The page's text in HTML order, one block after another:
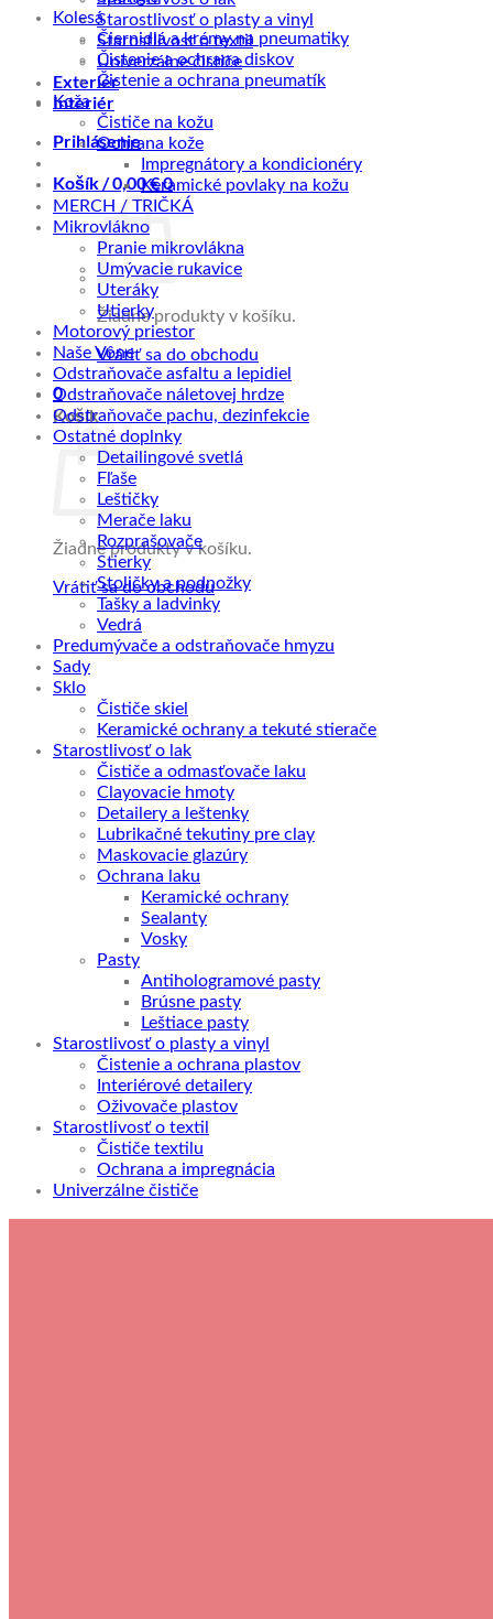
Starostlivosť o plasty a vinyl
Starostlivosť o textil
Univerzálne čističe
Exteriér
Interiér
Prihlásenie
Košík /0,00€0
Žiadne produkty v košíku.
Vrátiť sa do obchodu
0
Košík
Žiadne produkty v košíku.
Vrátiť sa do obchodu
Kolesá
Čiernidlá a krémy na pneumatiky
Čistenie a ochrana diskov
Čistenie a ochrana pneumatík
Koža
Čističe na kožu
Ochrana kože
Impregnátory a kondicionéry
Keramické povlaky na kožu
MERCH / TRIČKÁ
Mikrovlákno
Pranie mikrovlákna
Umývacie rukavice
Uteráky
Utierky
Motorový priestor
Naše Vône
Odstraňovače asfaltu a lepidiel
Odstraňovače náletovej hrdze
Odstraňovače pachu, dezinfekcie
Ostatné doplnky
Detailingové svetlá
Fľaše
Leštičky
Merače laku
Rozprašovače
Stierky
Stoličky a podnožky
Tašky a ladvinky
Vedrá
Predumývače a odstraňovače hmyzu
Sady
Sklo
Čističe skiel
Keramické ochrany a tekuté stierače
Starostlivosť o lak
Čističe a odmasťovače laku
Clayovacie hmoty
Detailery a leštenky
Lubrikačné tekutiny pre clay
Maskovacie glazúry
Ochrana laku
Keramické ochrany
Sealanty
Vosky
Pasty
Antihologramové pasty
Brúsne pasty
Leštiace pasty
Starostlivosť o plasty a vinyl
Čistenie a ochrana plastov
Interiérové detailery
Oživovače plastov
Starostlivosť o textil
Čističe textilu
Ochrana a impregnácia
Univerzálne čističe